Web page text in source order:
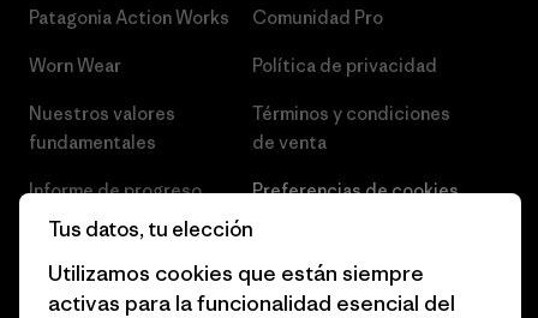
Patagonia Action Works
Worn Wear
Nuestros valores
fundamentales
Informe de progreso
Business Unusual
Objetivos climáticos
Comunidad Pro
Política de privacidad
Términos y condiciones
de venta
Preferencias de cookies
Empleo
Prensa
Tus datos, tu elección
Utilizamos cookies que están siempre
activas para la funcionalidad esencial del